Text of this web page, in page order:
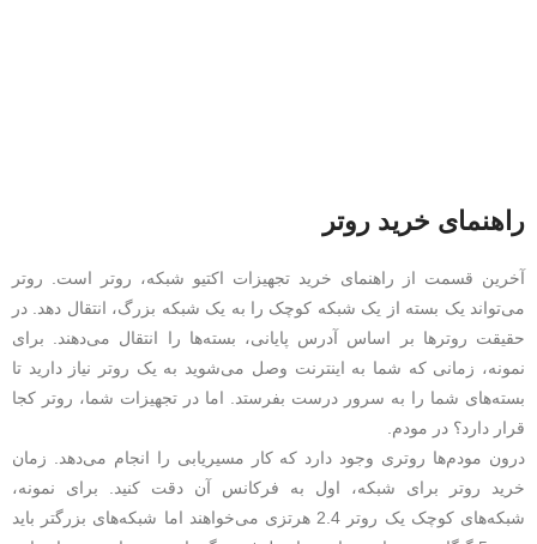
راهنمای خرید روتر
آخرین قسمت از راهنمای خرید تجهیزات اکتیو شبکه، روتر است. روتر
می‌تواند یک بسته از یک شبکه کوچک را به یک شبکه بزرگ، انتقال دهد. در
حقیقت روترها بر اساس آدرس پایانی، بسته‌ها را انتقال می‌دهند. برای
نمونه، زمانی که شما به اینترنت وصل می‌شوید به یک روتر نیاز دارید تا
بسته‌های شما را به سرور درست بفرستد. اما در تجهیزات شما، روتر کجا
قرار دارد؟ در مودم.
درون مودم‌ها روتری وجود دارد که کار مسیریابی را انجام می‌دهد. زمان
خرید روتر برای شبکه، اول به فرکانس آن دقت کنید. برای نمونه،
شبکه‌های کوچک یک روتر 2.4 هرتزی می‌خواهند اما شبکه‌های بزرگتر باید